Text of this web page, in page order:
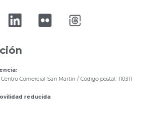
Centro Comercial San Martín / Código postal: 110311
reducida